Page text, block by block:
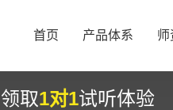
首页 产品体系 师
取1对1试听体验